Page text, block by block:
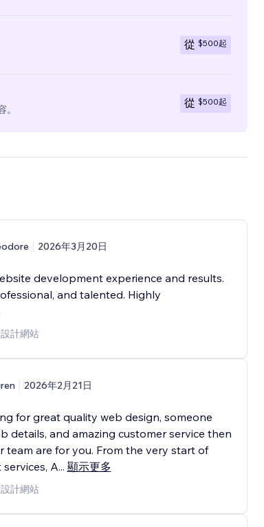
從 $500起
從 $500起
2026年3月20日
development experience and results.
and talented. Highly
計網站
2026年2月21日
for great quality web design, someone
details, and amazing customer service then
team are for you. From the very start of
A... 顯示更多
計網站